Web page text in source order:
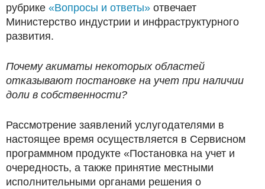
рубрике «Вопросы и ответы» отвечает
Министерство индустрии и инфраструктурного
развития.
Почему акиматы некоторых областей
отказывают постановке на учет при наличии
доли в собственности?
Рассмотрение заявлений услугодателями в
настоящее время осуществляется в Сервисном
программном продукте «Постановка на учет и
очередность, а также принятие местными
исполнительными органами решения о